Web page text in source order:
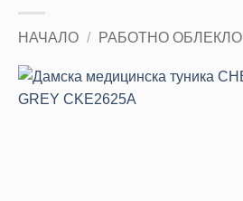
НАЧАЛО / РАБОТНО ОБЛЕКЛО